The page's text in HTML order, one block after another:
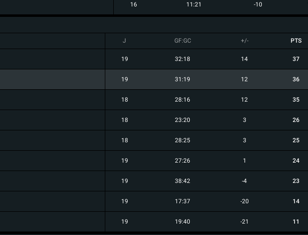
16 11:21 -10
J GF:GC +/- PTS
19 32:18 14 37
19 31:19 12 36
18 28:16 12 35
18 23:20 3 26
18 28:25 3 25
19 27:26 1 24
19 38:42 -4 23
19 17:37 -20 14
19 19:40 -21 11